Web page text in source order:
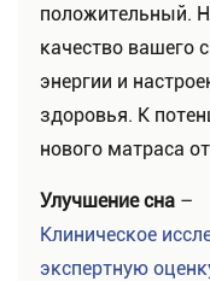
положительный.
качество вашего
энергии и
здоровья. К
нового матраса
Улучшение сна –
Клиническое
экспертную